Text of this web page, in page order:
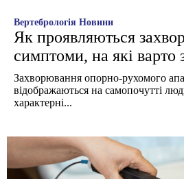
Вертебрологія Новини
Як проявляються
симптоми, на які варто
Захворювання опорно-рухомого
відображаються на самопочутті
характерні...